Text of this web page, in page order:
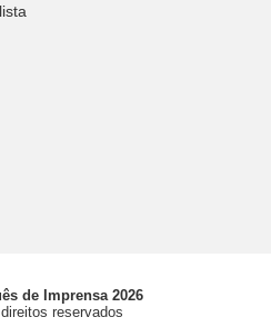
de Imprensa 2026
reservados